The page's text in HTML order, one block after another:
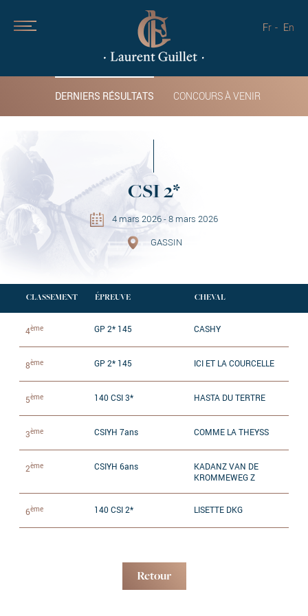
Fr En
DERNIERS RÉSULTATS CONCOURS À VENIR
CSI 2*
4 mars 2026 - 8 mars 2026
GASSIN
CLASSEMENT ÉPREUVE CHEVAL
4ème GP 2* 145 CASHY
8ème GP 2* 145 ICI ET LA COURCELLE
5ème 140 CSI 3* HASTA DU TERTRE
3ème CSIYH 7ans COMME LA THEYSS
2ème CSIYH 6ans
KADANZ VAN DE
KROMMEWEG Z
6ème 140 CSI 2* LISETTE DKG
Retour